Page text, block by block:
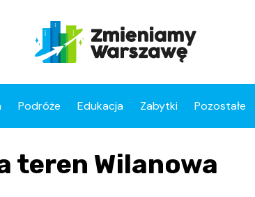
Podróże Edukacja Zabytki Pozostałe
teren Wilanowa